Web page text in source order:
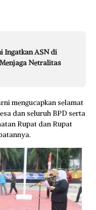
Ingatkan ASN di
Netralitas
mengucapkan selamat
dan seluruh BPD serta
Rupat dan Rupat